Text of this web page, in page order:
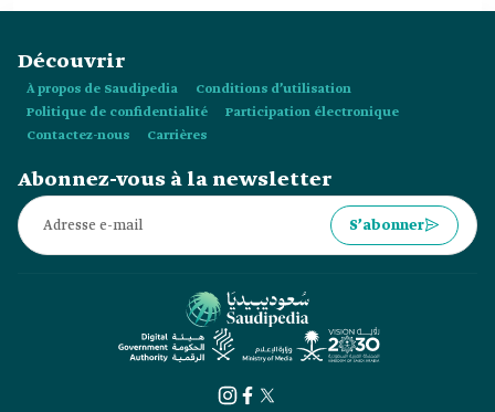
Découvrir
À propos de Saudipedia
Conditions d’utilisation
Politique de confidentialité
Participation électronique
Contactez-nous
Carrières
Abonnez-vous à la newsletter
S’abonner